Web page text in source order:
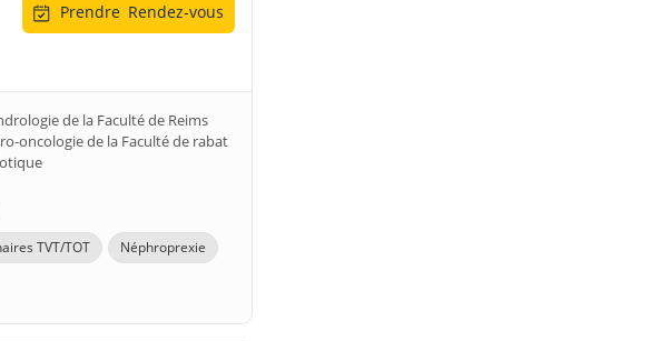
Prendre Rendez-vous
de la Faculté de Reims
oncologie de la Faculté de rabat
TVT/TOT
Néphroprexie